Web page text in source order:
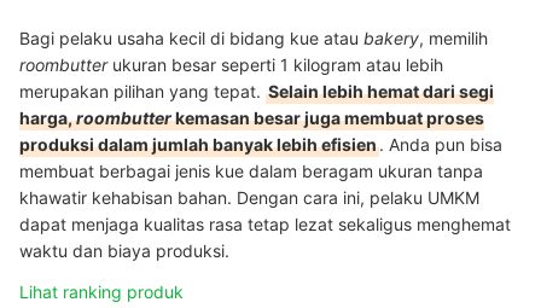
Bagi pelaku usaha kecil di bidang kue atau bakery, memilih
roombutterukuran besar seperti 1 kilogram atau lebih
merupakan pilihan yang tepat. Selain lebih hemat dari segi
harga,roombutterkemasan besar juga membuat proses
produksi dalam jumlah banyak lebih efisien. Anda pun bisa
membuat berbagai jenis kue dalam beragam ukuran tanpa
khawatir kehabisan bahan. Dengan cara ini, pelaku UMKM
dapat menjaga kualitas rasa tetap lezat sekaligus menghemat
waktu dan biaya produksi.
Lihat ranking produk